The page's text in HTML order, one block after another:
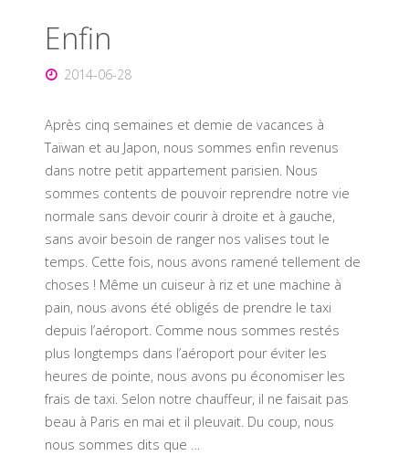
Enfin
2014-06-28
Après cinq semaines et demie de vacances à
Taïwan et au Japon, nous sommes enfin revenus
dans notre petit appartement parisien. Nous
sommes contents de pouvoir reprendre notre vie
normale sans devoir courir à droite et à gauche,
sans avoir besoin de ranger nos valises tout le
temps. Cette fois, nous avons ramené tellement de
choses ! Même un cuiseur à riz et une machine à
pain, nous avons été obligés de prendre le taxi
depuis l’aéroport. Comme nous sommes restés
plus longtemps dans l’aéroport pour éviter les
heures de pointe, nous avons pu économiser les
frais de taxi. Selon notre chauffeur, il ne faisait pas
beau à Paris en mai et il pleuvait. Du coup, nous
nous sommes dits que …